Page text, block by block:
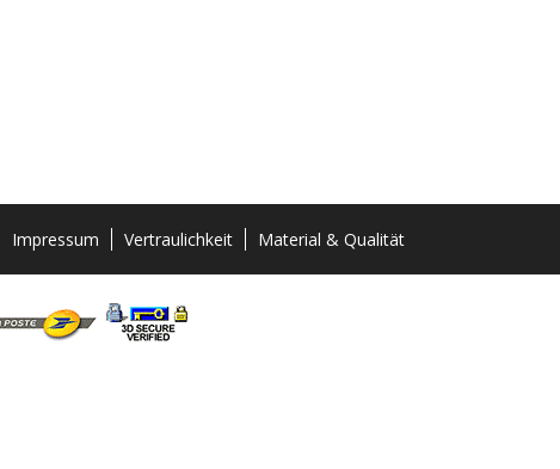
Impressum Vertraulichkeit Material & Qualität